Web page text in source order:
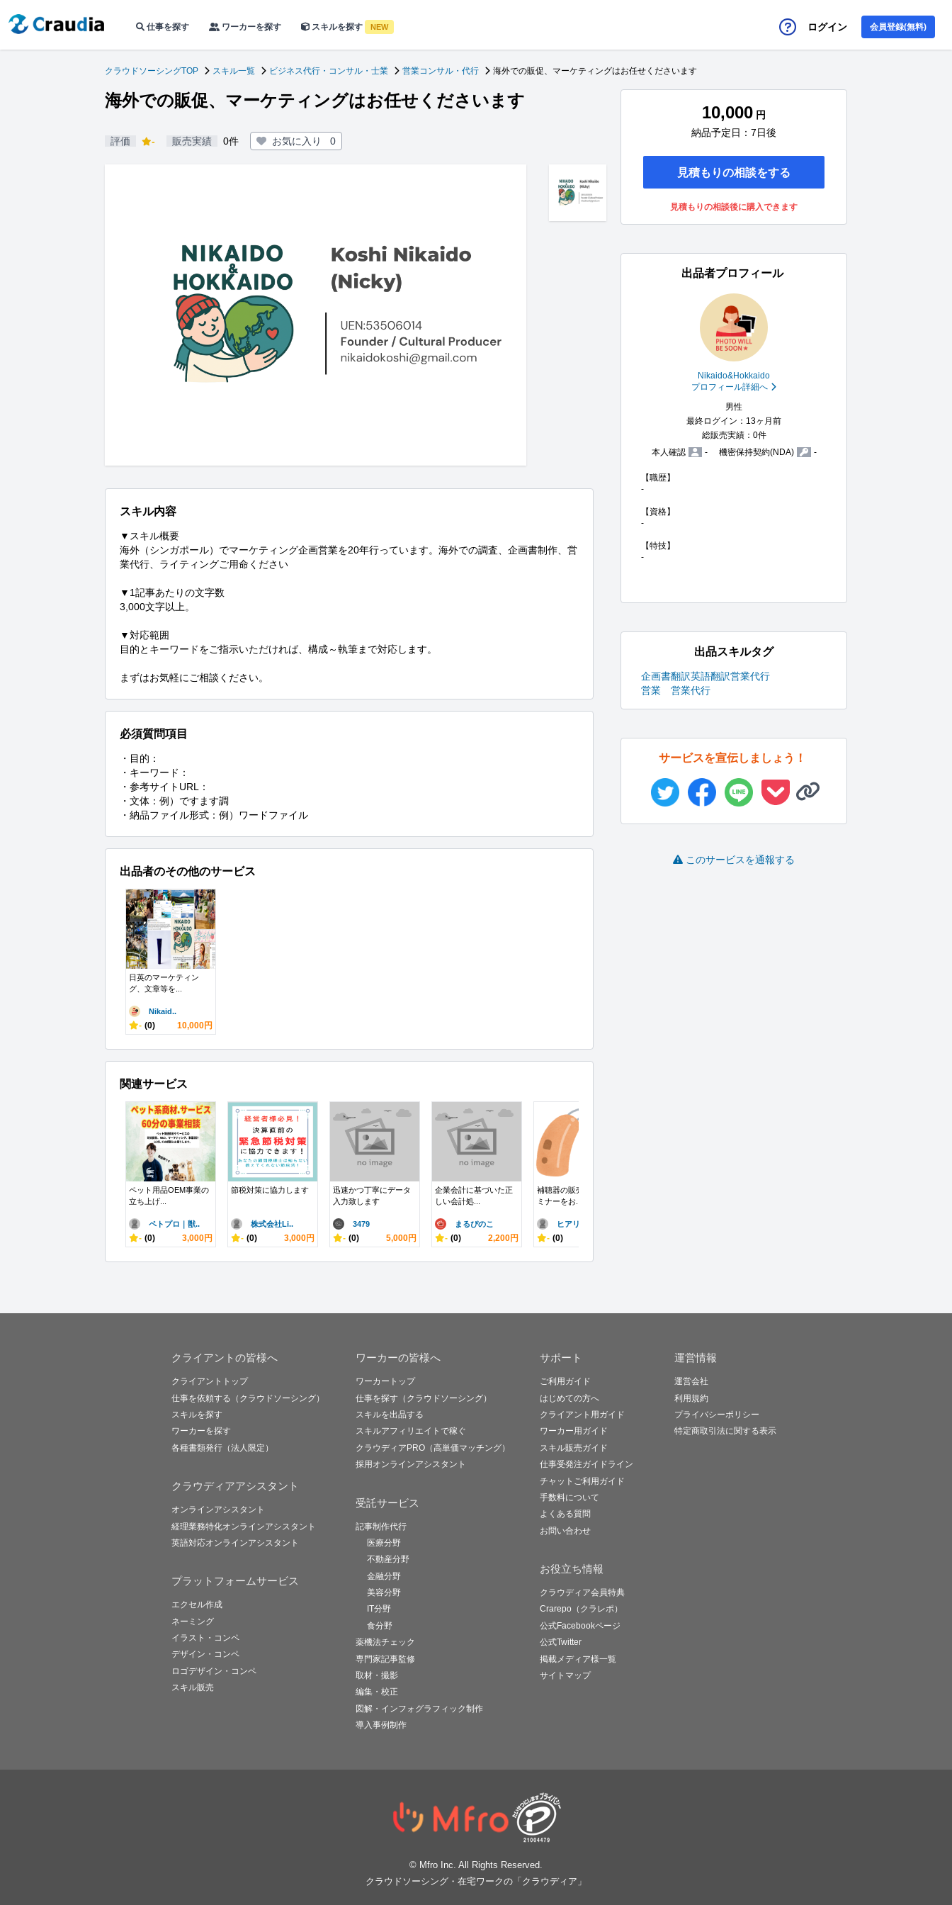
仕事を探す ワーカーを探す スキルを探す NEW ログイン 会員登録(無料)
クラウドソーシングTOP スキル一覧 ビジネス代行・コンサル・士業 営業コンサル・代行 海外での販促、マーケティングはお任せくださいます
海外での販促、マーケティングはお任せくださいます
評価 - 販売実績 0件 お気に入り 0
スキル内容
▼スキル概要
海外（シンガポール）でマーケティング企画営業を20年行っています。海外での調査、企画書制作、営
業代行、ライティングご用命ください
▼1記事あたりの文字数
3,000文字以上。
▼対応範囲
目的とキーワードをご指示いただければ、構成～執筆まで対応します。
まずはお気軽にご相談ください。
必須質問項目
・目的：
・キーワード：
・参考サイトURL：
・文体：例）ですます調
・納品ファイル形式：例）ワードファイル
出品者のその他のサービス
日英のマーケティン
グ、文章等を...
Nikaid..
- (0) 10,000円
関連サービス
ペット用品OEM事業の
立ち上げ...
ペトプロ｜獣..
- (0) 3,000円
節税対策に協力します
株式会社Li..
- (0) 3,000円
迅速かつ丁寧にデータ
入力致します
3479
- (0) 5,000円
企業会計に基づいた正
しい会計処...
まるぴのこ
- (0) 2,200円
補聴器の販売応援やセ
ミナーをお...
ヒアリングエ..
- (0)
10,000 円
納品予定日：7日後
見積もりの相談をする
見積もりの相談後に購入できます
出品者プロフィール
Nikaido&Hokkaido
プロフィール詳細へ
男性
最終ログイン：13ヶ月前
総販売実績：0件
本人確認
- 機密保持契約(NDA) -
【職歴】
-
【資格】
-
【特技】
-
出品スキルタグ
企画書翻訳英語翻訳営業代行
営業 営業代行
サービスを宣伝しましょう！
このサービスを通報する
クライアントの皆様へ
クライアントトップ
仕事を依頼する（クラウドソーシング）
スキルを探す
ワーカーを探す
各種書類発行（法人限定）
クラウディアアシスタント
オンラインアシスタント
経理業務特化オンラインアシスタント
英語対応オンラインアシスタント
プラットフォームサービス
エクセル作成
ネーミング
イラスト・コンペ
デザイン・コンペ
ロゴデザイン・コンペ
スキル販売
ワーカーの皆様へ
ワーカートップ
仕事を探す（クラウドソーシング）
スキルを出品する
スキルアフィリエイトで稼ぐ
クラウディアPRO（高単価マッチング）
採用オンラインアシスタント
受託サービス
記事制作代行
医療分野
不動産分野
金融分野
美容分野
IT分野
食分野
薬機法チェック
専門家記事監修
取材・撮影
編集・校正
図解・インフォグラフィック制作
導入事例制作
サポート
ご利用ガイド
はじめての方へ
クライアント用ガイド
ワーカー用ガイド
スキル販売ガイド
仕事受発注ガイドライン
チャットご利用ガイド
手数料について
よくある質問
お問い合わせ
お役立ち情報
クラウディア会員特典
Crarepo（クラレポ）
公式Facebookページ
公式Twitter
掲載メディア様一覧
サイトマップ
運営情報
運営会社
利用規約
プライバシーポリシー
特定商取引法に関する表示
© Mfro Inc. All Rights Reserved.
クラウドソーシング・在宅ワークの「クラウディア」